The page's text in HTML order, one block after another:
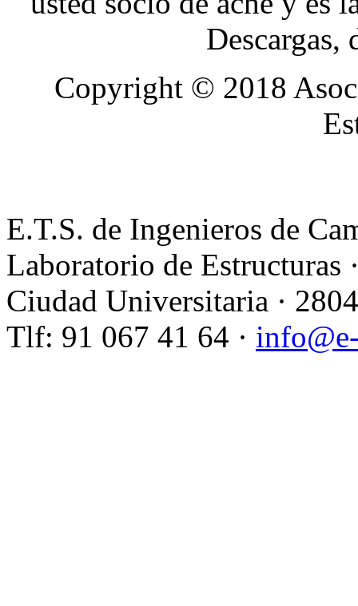
Descargas,
Copyright © 2018
E.T.S. de Ingenieros de
Laboratorio de Estructuras
Ciudad Universitaria ·
Tlf: 91 067 41 64 ·